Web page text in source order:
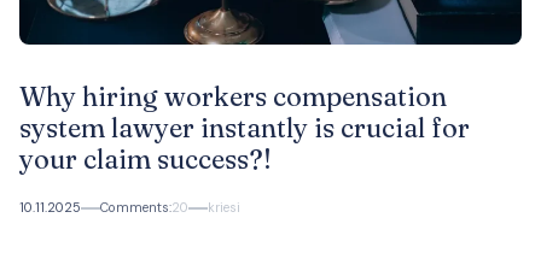
Why hiring workers compensation
system lawyer instantly is crucial for
your claim success?!
10.11.2025 20
Comments: kriesi